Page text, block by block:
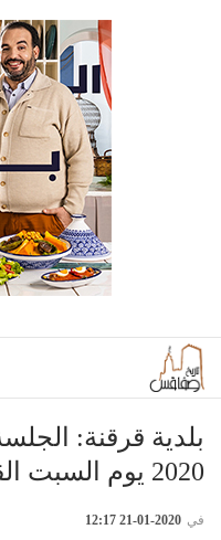
بلدية قرقنة:
2020 يوم السبت القادم
في 2020-01-21 12:17